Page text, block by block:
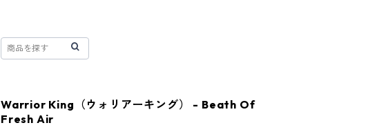
Warrior King（ウォリアーキング） - Beath Of
Fresh Air